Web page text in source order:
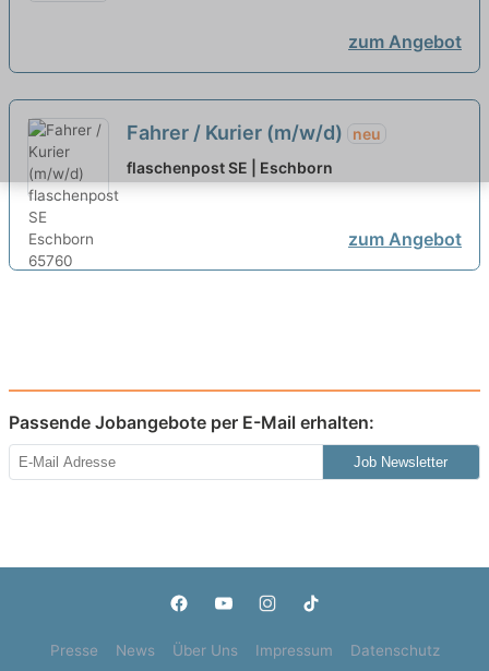
zum Angebot
Fahrer / Kurier (m/w/d)
neu
flaschenpost SE | Eschborn
zum Angebot
Passende Jobangebote per E-Mail erhalten:
Job Newsletter
Presse News Über Uns Impressum Datenschutz